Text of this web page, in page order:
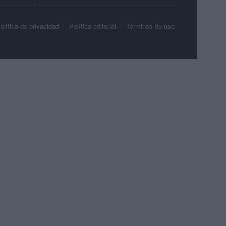
de privacidad Política editorial Términos de uso